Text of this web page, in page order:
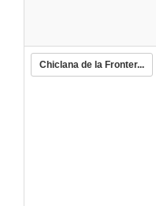
Chiclana de la Fronter...